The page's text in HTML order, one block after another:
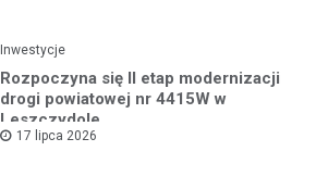
Inwestycje
Rozpoczyna się II etap modernizacji
drogi powiatowej nr 4415W w
Leszczydole
17 lipca 2026